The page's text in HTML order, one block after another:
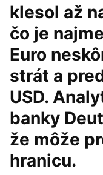
klesol až
čo je
Euro
strát a
USD.
banky
že môže
hranicu.